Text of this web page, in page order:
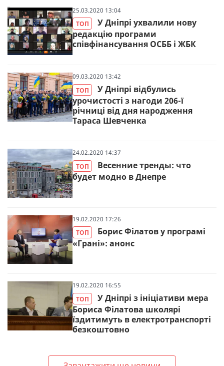
25.03.2020 13:04
ТОП
У Дніпрі ухвалили нову
редакцію програми
співфінансування ОСББ і ЖБК
09.03.2020 13:42
ТОП
У Дніпрі відбулись
урочистості з нагоди 206-ї
річниці від дня народження
Тараса Шевченка
24.02.2020 14:37
ТОП
Весенние тренды: что
будет модно в Днепре
19.02.2020 17:26
ТОП
Борис Філатов у програмі
«Грані»: анонс
19.02.2020 16:55
ТОП
У Дніпрі з ініціативи мера
Бориса Філатова школярі
їздитимуть в електротранспорті
безкоштовно